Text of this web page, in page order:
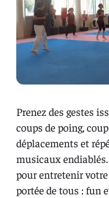
Prenez des gestes
coups de poing,
déplacements et
musicaux
pour entretenir
portée de tous : fun